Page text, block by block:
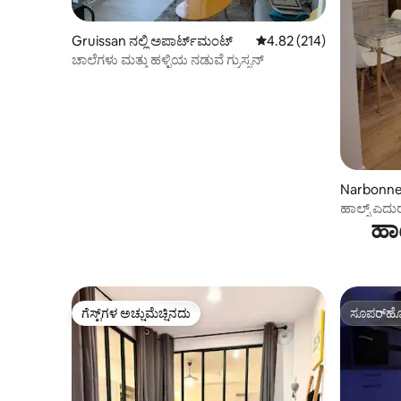
Gruissan ನಲ್ಲಿ ಅಪಾರ್ಟ್‌ಮಂಟ್ 5 ರಲ್ಲಿ 4.82 ಸರಾಸರಿ
4.82 (214)
ಚಾಲೆಗಳು ಮತ್ತು ಹಳ್ಳಿಯ ನಡುವೆ ಗ್ರುಸ್ಸನ್
ಹಾಲ್ಸ್
ಶಟಲ್
ಗೆಸ್ಟ್‌ಗಳ ಅಚ್ಚುಮೆಚ್ಚಿನದು
ಗೆಸ್ಟ್‌ಗಳ ಅಚ್ಚುಮೆಚ್ಚಿನದು